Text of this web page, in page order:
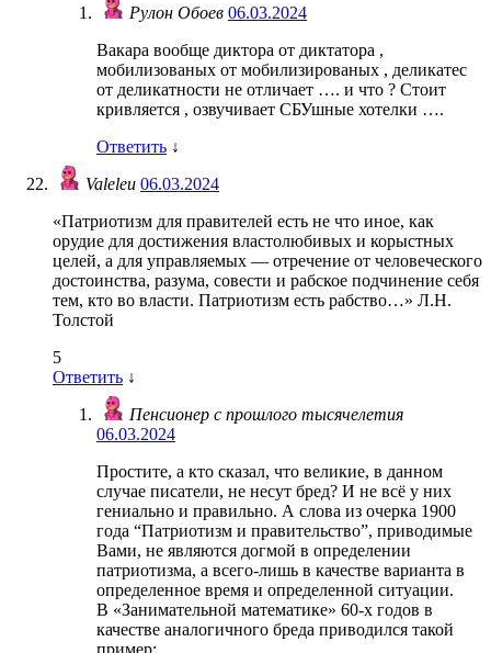
Рулон Обоев 06.03.2024
Вакара вообще диктора от диктатора ,
мобилизованых от мобилизированых , деликатес
от деликатности не отличает …. и что ? Стоит
кривляется , озвучивает СБУшные хотелки ….
Ответить ↓
Valeleu 06.03.2024
«Патриотизм для правителей есть не что иное, как
орудие для достижения властолюбивых и корыстных
целей, а для управляемых — отречение от человеческого
достоинства, разума, совести и рабское подчинение себя
тем, кто во власти. Патриотизм есть рабство…» Л.Н.
Толстой
5
Ответить ↓
Пенсионер с прошлого тысячелетия
06.03.2024
Простите, а кто сказал, что великие, в данном
случае писатели, не несут бред? И не всё у них
гениально и правильно. А слова из очерка 1900
года “Патриотизм и правительство”, приводимые
Вами, не являются догмой в определении
патриотизма, а всего-лишь в качестве варианта в
определенное время и определенной ситуации.
В «Занимательной математике» 60-х годов в
качестве аналогичного бреда приводился такой